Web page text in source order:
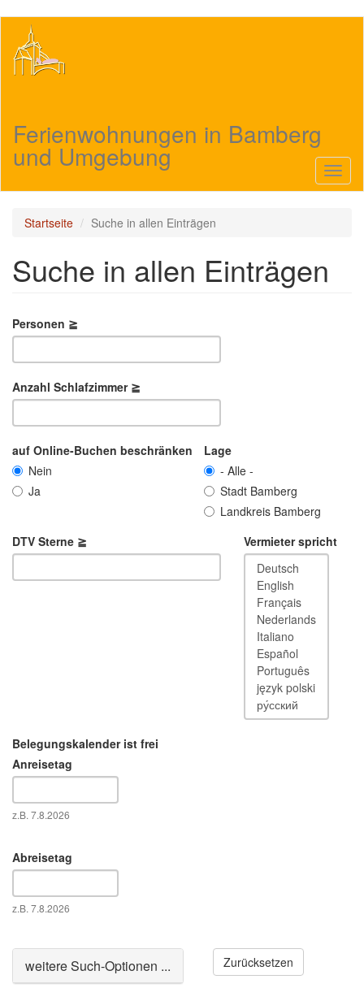
Inhalt
Ferienwohnungen in Bamberg
und Umgebung
Startseite Suche in allen Einträgen
Suche in allen Einträgen
Personen ≧
Anzahl Schlafzimmer ≧
auf Online-Buchen beschränken
Nein
Ja
Lage
- Alle -
Stadt Bamberg
Landkreis Bamberg
DTV Sterne ≧
Vermieter spricht
Belegungskalender ist frei
Anreisetag
Datum
z.B. 7.8.2026
Abreisetag
Datum
z.B. 7.8.2026
Ausblenden
weitere Such-Optionen ... Zurücksetzen